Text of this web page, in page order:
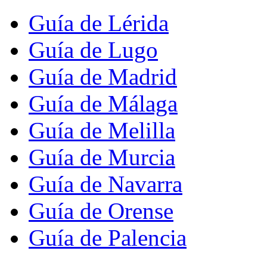
Guía de Lérida
Guía de Lugo
Guía de Madrid
Guía de Málaga
Guía de Melilla
Guía de Murcia
Guía de Navarra
Guía de Orense
Guía de Palencia